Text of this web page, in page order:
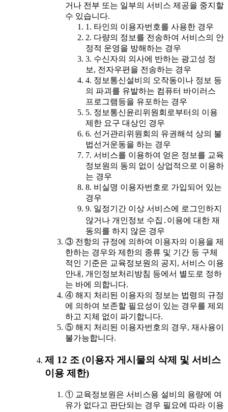
거나 전부 또는 일부의 서비스 제공을 중지할
수 있습니다.
1. 타인의 이용자번호를 사용한 경우
2. 다량의 정보를 전송하여 서비스의 안
정적 운영을 방해하는 경우
3. 수신자의 의사에 반하는 광고성 정
보, 전자우편을 전송하는 경우
4. 정보통신설비의 오작동이나 정보 등
의 파괴를 유발하는 컴퓨터 바이러스
프로그램등을 유포하는 경우
5. 정보통신윤리위원회로부터의 이용
제한 요구 대상인 경우
6. 선거관리위원회의 유권해석 상의 불
법선거운동을 하는 경우
7. 서비스를 이용하여 얻은 정보를 교육
정보원의 동의 없이 상업적으로 이용하
는 경우
8. 비실명 이용자번호로 가입되어 있는
경우
9. 일정기간 이상 서비스에 로그인하지
않거나 개인정보 수집․이용에 대한 재
동의를 하지 않은 경우
③ 전항의 규정에 의하여 이용자의 이용을 제
한하는 경우와 제한의 종류 및 기간 등 구체
적인 기준은 교육정보원의 공지, 서비스 이용
안내, 개인정보처리방침 등에서 별도로 정하
는 바에 의합니다.
④ 해지 처리된 이용자의 정보는 법령의 규정
에 의하여 보존할 필요성이 있는 경우를 제외
하고 지체 없이 파기합니다.
⑤ 해지 처리된 이용자번호의 경우, 재사용이
불가능합니다.
제 12 조 (이용자 게시물의 삭제 및 서비스
이용 제한)
① 교육정보원은 서비스용 설비의 용량에 여
유가 없다고 판단되는 경우 필요에 따라 이용